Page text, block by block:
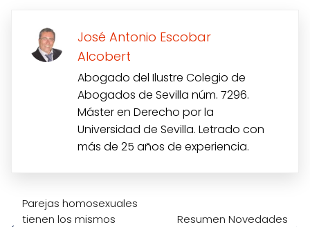
José Antonio Escobar
Alcobert
Abogado del Ilustre Colegio de
Abogados de Sevilla núm. 7296.
Máster en Derecho por la
Universidad de Sevilla. Letrado con
más de 25 años de experiencia.
Parejas homosexuales
tienen los mismos
Resumen Novedades